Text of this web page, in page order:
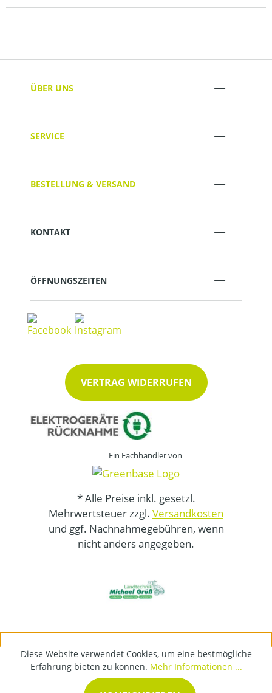
ÜBER UNS
SERVICE
BESTELLUNG & VERSAND
KONTAKT
ÖFFNUNGSZEITEN
VERTRAG WIDERRUFEN
Ein Fachhändler von
* Alle Preise inkl. gesetzl.
Mehrwertsteuer zzgl. Versandkosten
und ggf. Nachnahmegebühren, wenn
nicht anders angegeben.
Diese Website verwendet Cookies, um eine bestmögliche
Erfahrung bieten zu können. Mehr Informationen ...